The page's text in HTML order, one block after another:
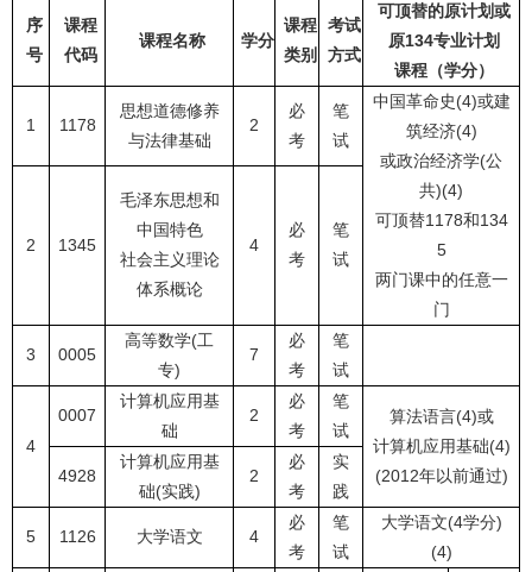
序
号
课程
代码
课程名称 学分
课程
类别
考试
方式
可顶替的原计划或
原134专业计划
课程（学分）
1 1178
思想道德修养
与法律基础
2
必
考
笔
试
中国革命史(4)或建
筑经济(4)
或政治经济学(公
共)(4)
可顶替1178和134
5
两门课中的任意一
门
2 1345
毛泽东思想和
中国特色
社会主义理论
体系概论
4
必
考
笔
试
3 0005
高等数学(工
专)
7
必
考
笔
试
4
0007
计算机应用基
础
2
必
考
笔
试
算法语言(4)或
计算机应用基础(4)
(2012年以前通过)
4928
计算机应用基
础(实践)
2
必
考
实
践
5 1126 大学语文 4
必
考
笔
试
大学语文(4学分)
(4)